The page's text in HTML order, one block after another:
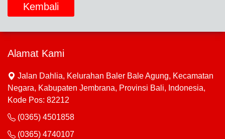
Kembali
Alamat Kami
Jalan Dahlia, Kelurahan Baler Bale Agung, Kecamatan
Negara, Kabupaten Jembrana, Provinsi Bali, Indonesia,
Kode Pos: 82212
(0365) 4501858
(0365) 4740107